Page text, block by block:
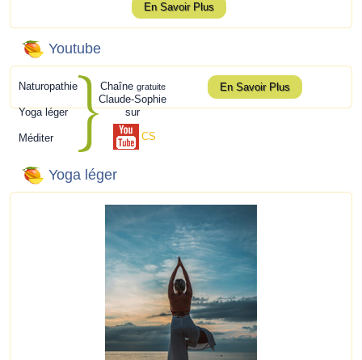
En Savoir Plus
Youtube
Naturopathie
Yoga léger
Méditer
Chaîne gratuite
Claude-Sophie
sur
CS
En Savoir Plus
Yoga léger